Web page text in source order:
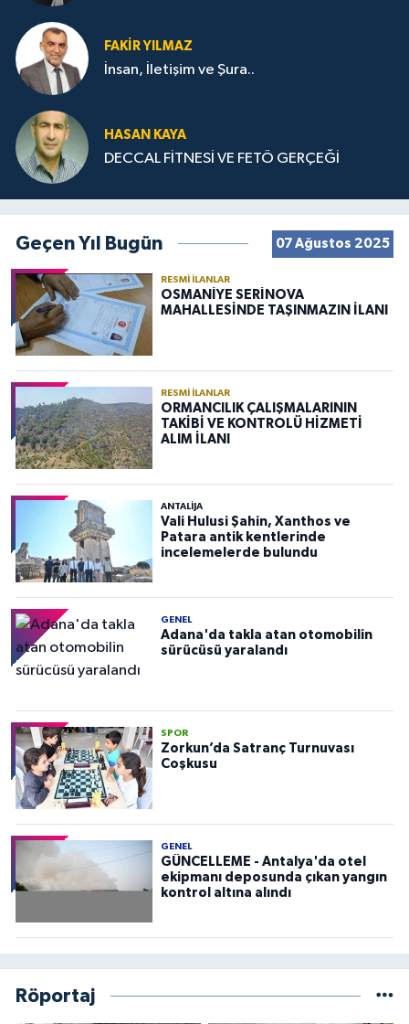
FAKIR YILMAZ
İnsan, İletişim ve Şura..
HASAN KAYA
DECCAL FİTNESİ VE FETÖ GERÇEĞİ
Geçen Yıl Bugün 07 Ağustos 2025
RESMI İLANLAR
OSMANİYE SERİNOVA
MAHALLESİNDE TAŞINMAZIN İLANI
RESMI İLANLAR
ORMANCILIK ÇALIŞMALARININ
TAKİBİ VE KONTROLÜ HİZMETİ
ALIM İLANI
ANTALIJA
Vali Hulusi Şahin, Xanthos ve
Patara antik kentlerinde
incelemelerde bulundu
GENEL
Adana'da takla atan otomobilin
sürücüsü yaralandı
SPOR
Zorkun’da Satranç Turnuvası
Coşkusu
GENEL
GÜNCELLEME - Antalya'da otel
ekipmanı deposunda çıkan yangın
kontrol altına alındı
Röportaj